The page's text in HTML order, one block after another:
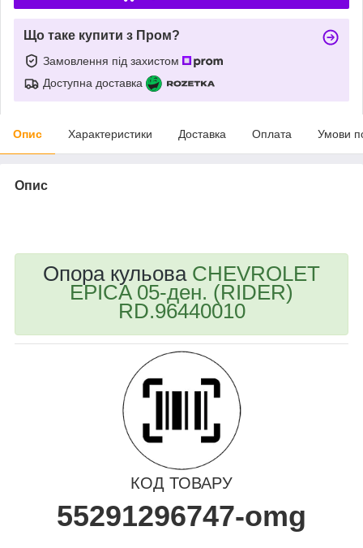
Що таке купити з Пром?
Замовлення під захистом
Доступна доставка
Опис Характеристики Доставка Оплата Умови
Опис
Опора кульоваCHEVROLET
EPICA 05-ден. (RIDER)
RD.96440010
КОД ТОВАРУ
55291296747-omg